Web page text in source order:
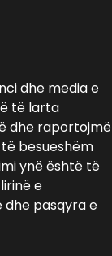
dhe media e
të larta
dhe raportojmë
besueshëm
ynë është të
e
dhe pasqyra e